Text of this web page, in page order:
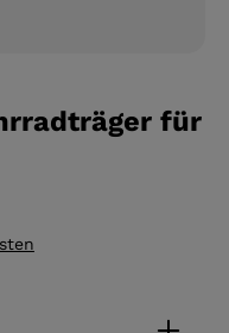
von 5 Sternen
für
Wert